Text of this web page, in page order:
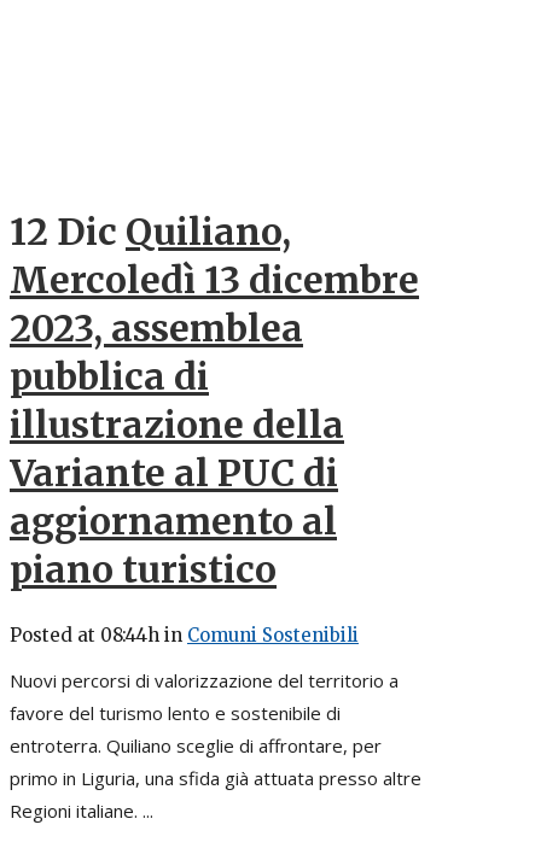
12 Dic Quiliano,
Mercoledì 13 dicembre
2023, assemblea
pubblica di
illustrazione della
Variante al PUC di
aggiornamento al
piano turistico
Posted at 08:44h in Comuni Sostenibili
Nuovi percorsi di valorizzazione del territorio a
favore del turismo lento e sostenibile di
entroterra. Quiliano sceglie di affrontare, per
primo in Liguria, una sfida già attuata presso altre
Regioni italiane. ...